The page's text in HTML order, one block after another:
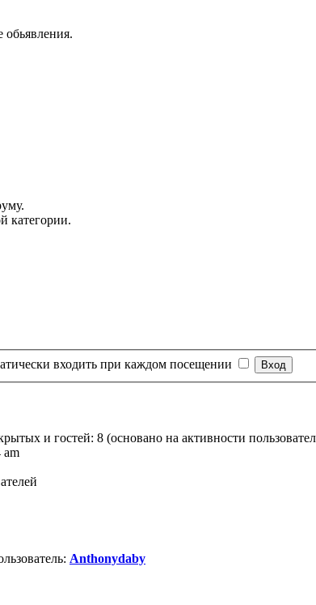
категории.
входить при каждом посещении
и гостей: 8 (основано на активности
am
Anthonydaby